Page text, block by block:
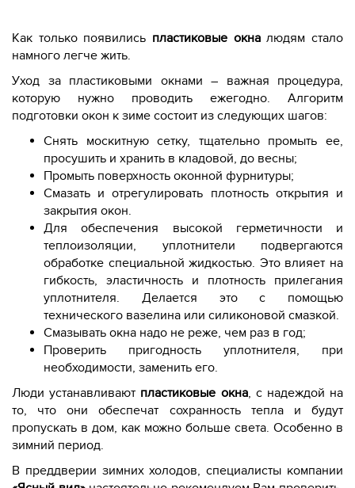
Как только появились пластиковые окналюдям стало
намного легче жить.
Уход за пластиковыми окнами – важная процедура,
которую нужно проводить ежегодно. Алгоритм
подготовки окон к зиме состоит из следующих шагов:
Снять москитную сетку, тщательно промыть ее,
просушить и хранить в кладовой, до весны;
Промыть поверхность оконной фурнитуры;
Смазать и отрегулировать плотность открытия и
закрытия окон.
Для обеспечения высокой герметичности и
теплоизоляции, уплотнители подвергаются
обработке специальной жидкостью. Это влияет на
гибкость, эластичность и плотность прилегания
уплотнителя. Делается это с помощью
технического вазелина или силиконовой смазкой.
Смазывать окна надо не реже, чем раз в год;
Проверить пригодность уплотнителя, при
необходимости, заменить его.
Люди устанавливают пластиковые окна, с надеждой на
то, что они обеспечат сохранность тепла и будут
пропускать в дом, как можно больше света. Особенно в
зимний период.
В преддверии зимних холодов, специалисты компании